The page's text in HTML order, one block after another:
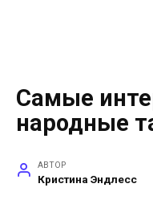
Самые
народные
АВТОР
Кристина Эндлесс